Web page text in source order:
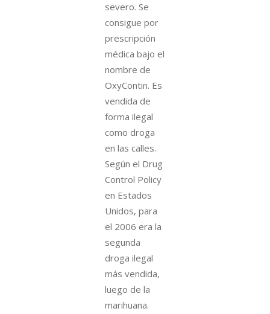
severo. Se
consigue por
prescripción
médica bajo el
nombre de
OxyContin. Es
vendida de
forma ilegal
como droga
en las calles.
Según el Drug
Control Policy
en Estados
Unidos, para
el 2006 era la
segunda
droga ilegal
más vendida,
luego de la
marihuana.